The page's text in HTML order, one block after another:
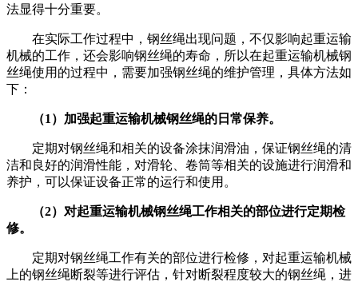
法显得十分重要。
在实际工作过程中，钢丝绳出现问题，不仅影响起重运输
机械的工作，还会影响钢丝绳的寿命，所以在起重运输机械钢
丝绳使用的过程中，需要加强钢丝绳的维护管理，具体方法如
下：
（1）加强起重运输机械钢丝绳的日常保养。
定期对钢丝绳和相关的设备涂抹润滑油，保证钢丝绳的清
洁和良好的润滑性能，对滑轮、卷筒等相关的设施进行润滑和
养护，可以保证设备正常的运行和使用。
（2）对起重运输机械钢丝绳工作相关的部位进行定期检
修。
定期对钢丝绳工作有关的部位进行检修，对起重运输机械
上的钢丝绳断裂等进行评估，针对断裂程度较大的钢丝绳，进